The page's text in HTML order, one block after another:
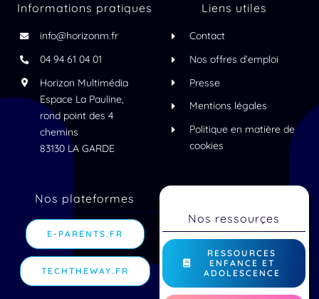
Nos plateformes
E-PARENTS.FR
TECHTHEWAY.FR
Liens utiles
Contact
Nos offres d’emploi
Presse
Mentions légales
Politique en matière de
cookies
Informations pratiques
info@horizonm.fr
04 94 61 04 01
Horizon Multimédia
Espace La Pauline,
rond point des 4
chemins
83130 LA GARDE
Nos ressourçes
RESSOURCES
ENFANCE ET
ADOLESCENCE